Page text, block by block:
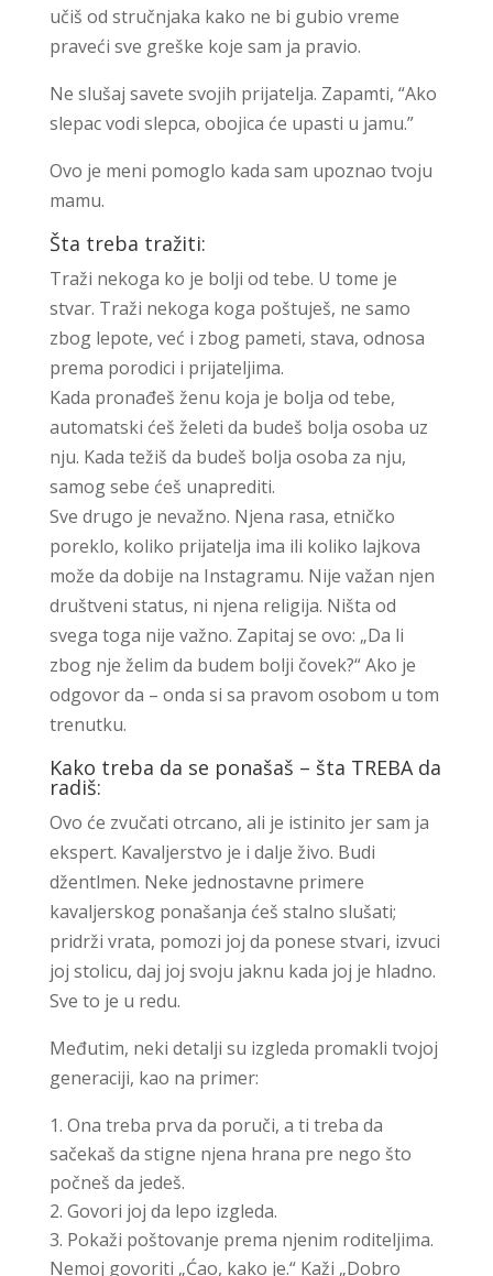
učiš od stručnjaka kako ne bi gubio vreme
praveći sve greške koje sam ja pravio.
Ne slušaj savete svojih prijatelja. Zapamti, “Ako
slepac vodi slepca, obojica će upasti u jamu.”
Ovo je meni pomoglo kada sam upoznao tvoju
mamu.
Šta treba tražiti:
Traži nekoga ko je bolji od tebe. U tome je
stvar. Traži nekoga koga poštuješ, ne samo
zbog lepote, već i zbog pameti, stava, odnosa
prema porodici i prijateljima.
Kada pronađeš ženu koja je bolja od tebe,
automatski ćeš želeti da budeš bolja osoba uz
nju. Kada težiš da budeš bolja osoba za nju,
samog sebe ćeš unaprediti.
Sve drugo je nevažno. Njena rasa, etničko
poreklo, koliko prijatelja ima ili koliko lajkova
može da dobije na Instagramu. Nije važan njen
društveni status, ni njena religija. Ništa od
svega toga nije važno. Zapitaj se ovo: „Da li
zbog nje želim da budem bolji čovek?“ Ako je
odgovor da – onda si sa pravom osobom u tom
trenutku.
Kako treba da se ponašaš – šta TREBA da
radiš:
Ovo će zvučati otrcano, ali je istinito jer sam ja
ekspert. Kavaljerstvo je i dalje živo. Budi
džentlmen. Neke jednostavne primere
kavaljerskog ponašanja ćeš stalno slušati;
pridrži vrata, pomozi joj da ponese stvari, izvuci
joj stolicu, daj joj svoju jaknu kada joj je hladno.
Sve to je u redu.
Međutim, neki detalji su izgleda promakli tvojoj
generaciji, kao na primer:
Ona treba prva da poruči, a ti treba da
sačekaš da stigne njena hrana pre nego što
počneš da jedeš.
Govori joj da lepo izgleda.
Pokaži poštovanje prema njenim roditeljima.
Nemoj govoriti „Ćao, kako je.“ Kaži „Dobro